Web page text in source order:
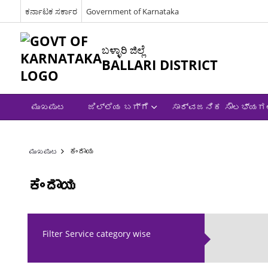
ಕರ್ನಾಟಕ ಸರ್ಕಾರ Government of Karnataka
ಬಳ್ಳಾರಿ ಜಿಲ್ಲೆ
BALLARI DISTRICT
ಮುಖಪುಟ ಜಿಲ್ಲೆಯ ಬಗ್ಗೆ ಸಾರ್ವಜನಿಕ
ಮುಖಪುಟ ಕಂದಾಯ
ಕಂದಾಯ
Filter Service category wise